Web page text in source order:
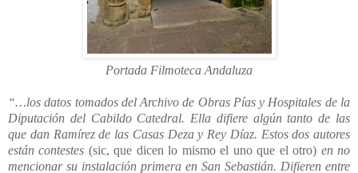
Portada Filmoteca Andaluza
“…los datos tomados del Archivo de Obras Pías y Hospitales de la
Diputación del Cabildo Catedral. Ella difiere algún tanto de las
que dan Ramírez de las Casas Deza y Rey Díaz. Estos dos autores
están contestes (sic, que dicen lo mismo el uno que el otro) en no
mencionar su instalación primera en San Sebastián. Difieren entre